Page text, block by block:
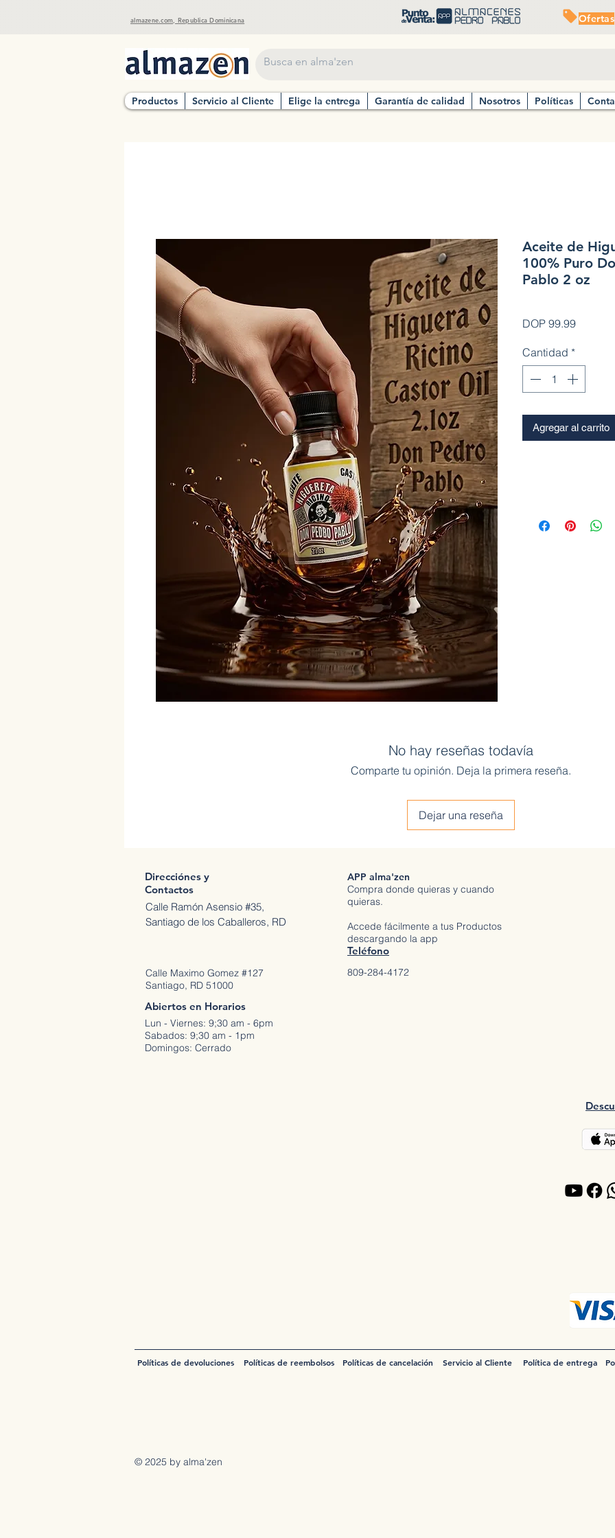
almazene.com, Republica Dominicana Ofertas
Productos Servicio al Cliente Elige la entrega Garantía de calidad Nosotros Políticas
Aceite de
100% Puro
Pablo 2 oz
DOP 99.99Precio
Cantidad *
Agregar al carrito
No hay reseñas todavía
Comparte tu opinión. Deja la primera reseña.
Dejar una reseña
Direcciónes y
Contactos
Calle Ramón Asensio #35,
Santiago de los Caballeros, RD
APP alma'zen
Compra donde quieras y cuando
quieras.
Accede fácilmente a tus Productos
descargando la app
Calle Maximo Gomez #127
Santiago, RD 51000
Abiertos en Horarios
Lun - Viernes: 9;30 am - 6pm
Sabados: 9;30 am - 1pm
Domingos: Cerrado
Políticas de devoluciones Políticas de reembolsos Políticas de cancelación Servicio al Cliente Política de entrega
© 2025 by alma'zen
Teléfono
809-284-4172